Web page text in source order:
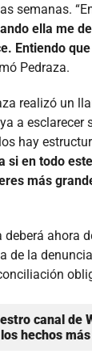
semanas.
ella me
Entiendo
Pedraza.
realizó un
a esclarecer
hay
si en todo
más
deberá ahora
de la
canal de
hechos